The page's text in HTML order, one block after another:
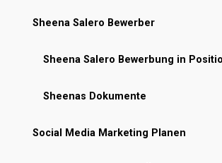
Sheena Salero Bewerber
Sheena Salero Bewerbung in
Sheenas Dokumente
Social Media Marketing Planen